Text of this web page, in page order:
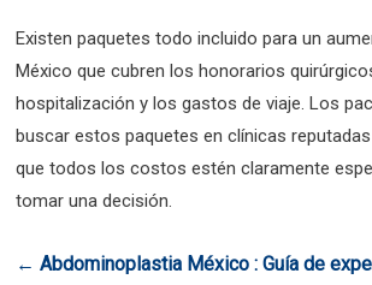
Existen paquetes todo incluido para un
México que cubren los honorarios
hospitalización y los gastos de viaje. Los
buscar estos paquetes en clínicas
que todos los costos estén claramente
tomar una decisión.
← Abdominoplastia México : Guía de